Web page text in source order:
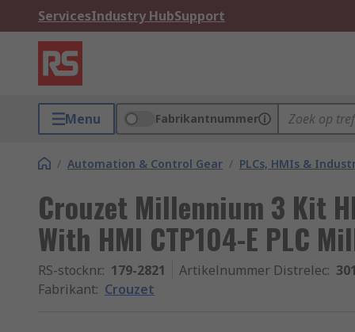
ServicesIndustry HubSupport
Menu Fabrikantnummer
/ Automation & Control Gear / PLCs, HMIs &
Crouzet Millennium 3 Kit
With HMI CTP104-E PLC
RS-stocknr.: 179-2821 Artikelnummer Distrelec:
Fabrikant: Crouzet